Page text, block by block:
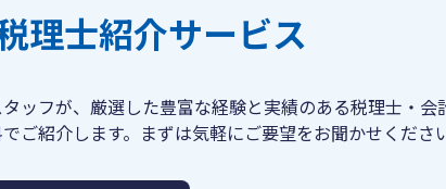
理士紹介サービス
ッフが、厳選した豊富な経験と実績のある税理士・会
ご紹介します。まずは気軽にご要望をお聞かせくださ